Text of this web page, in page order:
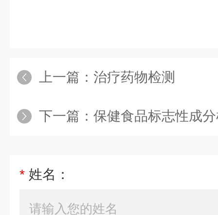
上一篇： 治疗药物检测
下一篇： 保健食品标志性成
* 姓名：